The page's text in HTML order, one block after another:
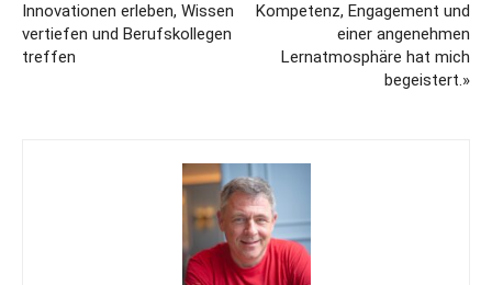
Innovationen erleben, Wissen
vertiefen und Berufskollegen
treffen
Kompetenz, Engagement und
einer angenehmen
Lernatmosphäre hat mich
begeistert.»